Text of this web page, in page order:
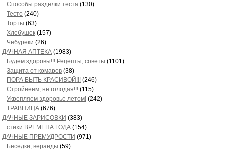
Способы разделки теста (130)
Тесто (240)
Торты (63)
Хлебушек (157)
Чебуреки (26)
ДАЧНАЯ АПТЕКА (1983)
Будем здоровы!!! Рецепты, советы (1101)
Защита от комаров (38)
ПОРА БЫТЬ КРАСИВОЙ!!! (246)
Стройнеем, не голодая!!! (115)
Укрепляем здоровье летом! (242)
ТРАВНИЦА (676)
ДАЧНЫЕ ЗАРИСОВКИ (383)
стихи ВРЕМЕНА ГОДА (154)
ДАЧНЫЕ ПРЕМУДРОСТИ (971)
Беседки, веранды (59)